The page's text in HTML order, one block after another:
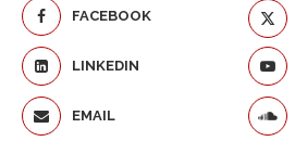
FACEBOOK
LINKEDIN
EMAIL